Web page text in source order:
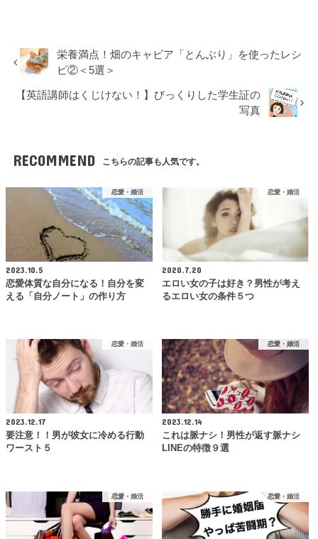
栄養満点！畑のキャビア「とんぶり」を使ったレシ
ピ②＜5選＞
【英語講師はくじけない！】びっくりした学生証の
写真
RECOMMEND こちらの記事も人気です。
恋愛・婚活
2023.10.5
恋愛体質な自分になる！自分を変
える「自分ノート」の作り方
恋愛・婚活
2020.7.20
エロい女の子は好き？男性が考え
るエロい女の条件５つ
恋愛・婚活
2023.12.17
要注意！！男が彼女に冷める行動
ワースト５
恋愛・婚活
2023.12.14
これは脈ナシ！男性が返す脈ナシ
LINEの特徴９選
恋愛・婚活 恋愛・婚活